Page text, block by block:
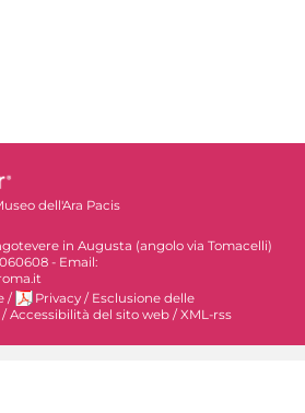
dell'Ara Pacis
in Augusta (angolo via Tomacelli)
- Email:
/ Privacy / Esclusione delle
/Accessibilità del sito web /XML-rss